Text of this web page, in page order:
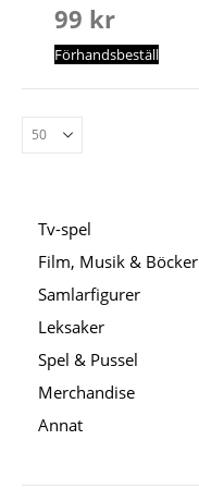
99 kr
Förhandsbeställ
Tv-spel
Film, Musik & Böcker
Samlarfigurer
Leksaker
Spel & Pussel
Merchandise
Annat